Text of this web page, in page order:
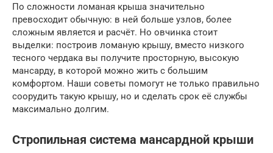
По сложности ломаная крыша значительно
превосходит обычную: в ней больше узлов, более
сложным является и расчёт. Но овчинка стоит
выделки: построив ломаную крышу, вместо низкого
тесного чердака вы получите просторную, высокую
мансарду, в которой можно жить с большим
комфортом. Наши советы помогут не только правильно
соорудить такую крышу, но и сделать срок её службы
максимально долгим.
Стропильная система мансардной крыши